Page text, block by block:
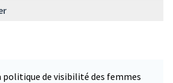
politique de visibilité des femmes